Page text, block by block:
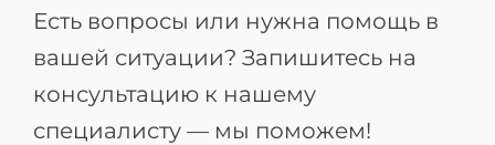
Есть вопросы или нужна помощь в
вашей ситуации? Запишитесь на
консультацию к нашему
специалисту — мы поможем!